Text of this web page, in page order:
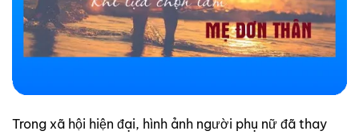
Trong xã hội hiện đại, hình ảnh người phụ nữ đã thay